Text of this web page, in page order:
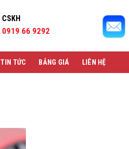
CSKH
0919 66 9292
TIN TỨC BẢNG GIÁ LIÊN HỆ